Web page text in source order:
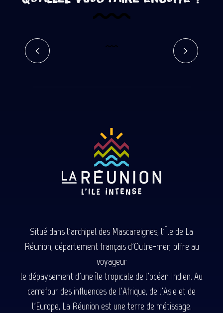
électrique au cœur de la forêt
Situé dans l'archipel des Mascareignes, l'Île de La
Réunion, département français d'Outre-mer, offre au
voyageur
le dépaysement d'une île tropicale de l'océan Indien. Au
carrefour des influences de l'Afrique, de l'Asie et de
l'Europe, La Réunion est une terre de métissage.